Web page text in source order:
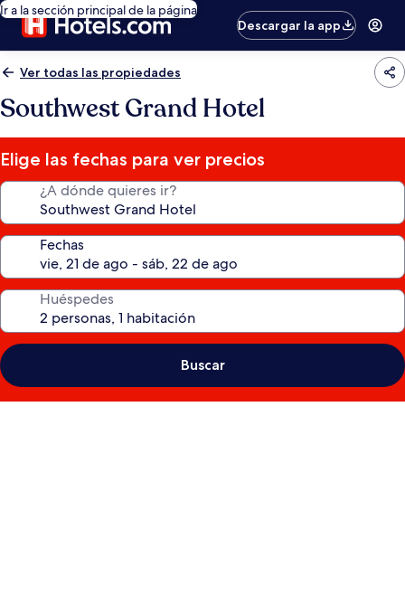
Ir a la sección principal de la página
Descargar la app
Ver todas las propiedades
Southwest Grand Hotel
Elige las fechas para ver precios
¿A dónde quieres ir?
Fechas
Huéspedes
Buscar